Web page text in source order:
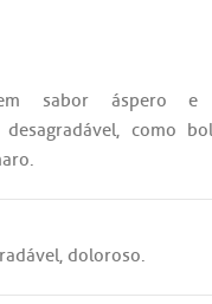
sabor áspero e
desagradável, como
.
, doloroso.